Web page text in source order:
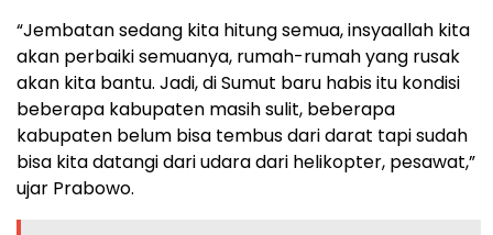
“Jembatan sedang kita hitung semua, insyaallah kita
akan perbaiki semuanya, rumah-rumah yang rusak
akan kita bantu. Jadi, di Sumut baru habis itu kondisi
beberapa kabupaten masih sulit, beberapa
kabupaten belum bisa tembus dari darat tapi sudah
bisa kita datangi dari udara dari helikopter, pesawat,”
ujar Prabowo.